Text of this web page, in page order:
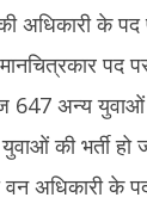
अधिकारी के
मानचित्रकार
अन्य युवाओं
की भर्ती हो
वन अधिकारी के